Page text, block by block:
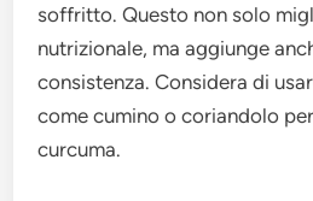
soffritto. Questo non solo
nutrizionale, ma aggiunge
consistenza. Considera di
come cumino o coriandolo
curcuma.